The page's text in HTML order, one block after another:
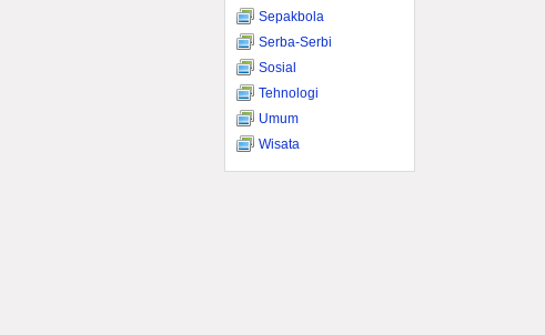
Sepakbola
Serba-Serbi
Sosial
Tehnologi
Umum
Wisata